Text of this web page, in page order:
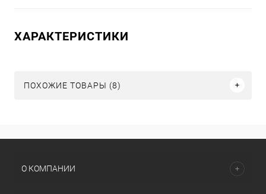
ХАРАКТЕРИСТИКИ
ПОХОЖИЕ ТОВАРЫ (8)
О КОМПАНИИ